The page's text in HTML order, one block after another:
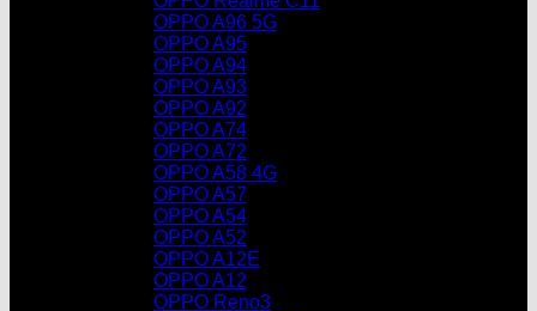
OPPO A96 5G
OPPO A95
OPPO A94
OPPO A93
OPPO A92
OPPO A74
OPPO A72
OPPO A58 4G
OPPO A57
OPPO A54
OPPO A52
OPPO A12E
OPPO A12
OPPO Reno3